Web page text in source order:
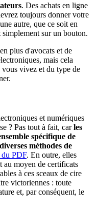
. Des achats en ligne
toujours donner votre
autre, que ce soit en
sur un bouton.
plus d'avocats et de
mais cela
vivez et du type de
et numériques
? Pas tout à fait, carles
spécifique de
méthodes de
PDF. En outre, elles
au moyen de certificats
à ces sceaux de cire
victoriennes : toute
et, par conséquent, le